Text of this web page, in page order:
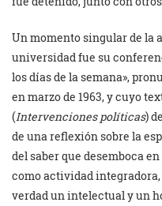
Un momento singular de la
universidad fue su
los días de la semana»,
en marzo de 1963, y cuyo
(Intervenciones políticas) de
de una reflexión sobre la
del saber que desemboca
como actividad integradora,
verdad un intelectual y un